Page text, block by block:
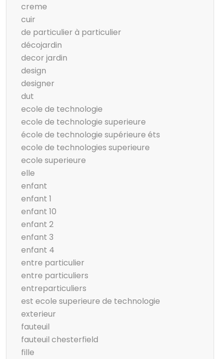
creme
cuir
de particulier à particulier
décojardin
decor jardin
design
designer
dut
ecole de technologie
ecole de technologie superieure
école de technologie supérieure éts
ecole de technologies superieure
ecole superieure
elle
enfant
enfant 1
enfant 10
enfant 2
enfant 3
enfant 4
entre particulier
entre particuliers
entreparticuliers
est ecole superieure de technologie
exterieur
fauteuil
fauteuil chesterfield
fille